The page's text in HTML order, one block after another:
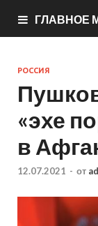
ГЛАВНОЕ
РОССИЯ
«эхе
в
12.07.2021 - от